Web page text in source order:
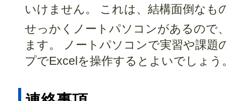
いけません。 これは、結構面倒なも
せっかくノートパソコンがあるので
ます。 ノートパソコンで実習や課題
プでExcelを操作するとよいでしょう